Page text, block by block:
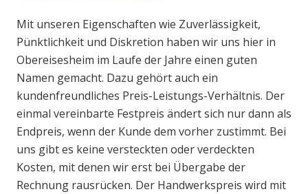
Mit unseren Eigenschaften wie Zuverlässigkeit,
Pünktlichkeit und Diskretion haben wir uns hier in
Obereisesheim im Laufe der Jahre einen guten
Namen gemacht. Dazu gehört auch ein
kundenfreundliches Preis-Leistungs-Verhältnis. Der
einmal vereinbarte Festpreis ändert sich nur dann als
Endpreis, wenn der Kunde dem vorher zustimmt. Bei
uns gibt es keine versteckten oder verdeckten
Kosten, mit denen wir erst bei Übergabe der
Rechnung rausrücken. Der Handwerkspreis wird mit